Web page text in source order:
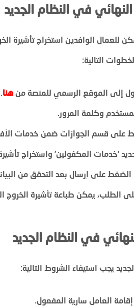
في النظام الجديد
التحديثات الجديدة لعام 2023، يمكن للعمال الوافدين
التالية:
إلى الموقع الرسمي للمنصة من هنا.
وكلمة المرور.
على قسم الجوازات ضمن خدمات
‘خدمات المكفولين’ واستخراج
الضغط على إرسال بعد التحقق من
الطلب، يمكن طباعة تأشيرة الخروج
في النظام الجديد
يجب استيفاء الشروط التالية:
العامل سارية المفعول.